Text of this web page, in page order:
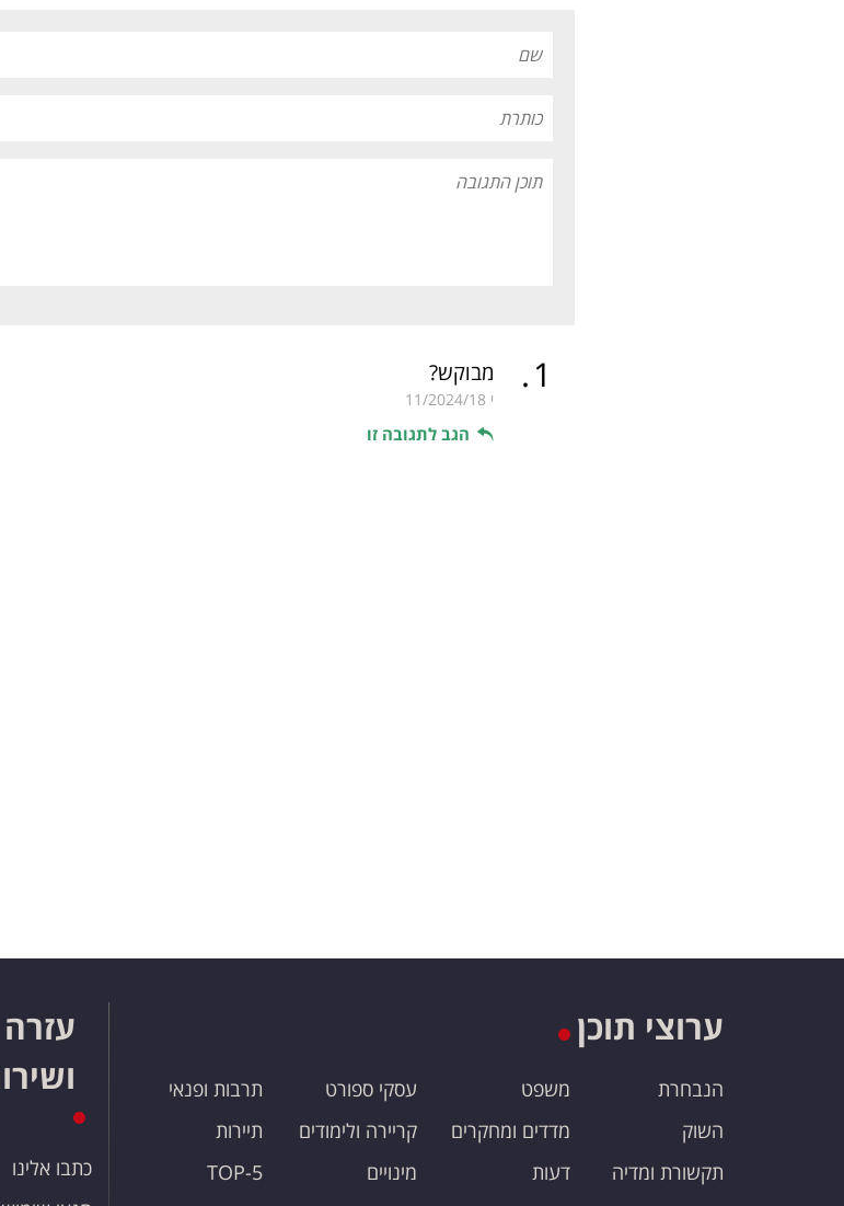
1
. מבוקש?
י 11/2024/18
הגב לתגובה זו
ערוצי תוכן
הנבחרת
השוק
תקשורת ומדיה
משפט
מדדים ומחקרים
דעות
עסקי ספורט
קריירה ולימודים
מינויים
תרבות ופנאי
תיירות
TOP-5
עזרה
כתבו אלינו